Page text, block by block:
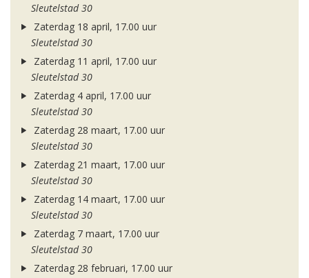
Sleutelstad 30
Zaterdag 18 april, 17.00 uur
Sleutelstad 30
Zaterdag 11 april, 17.00 uur
Sleutelstad 30
Zaterdag 4 april, 17.00 uur
Sleutelstad 30
Zaterdag 28 maart, 17.00 uur
Sleutelstad 30
Zaterdag 21 maart, 17.00 uur
Sleutelstad 30
Zaterdag 14 maart, 17.00 uur
Sleutelstad 30
Zaterdag 7 maart, 17.00 uur
Sleutelstad 30
Zaterdag 28 februari, 17.00 uur